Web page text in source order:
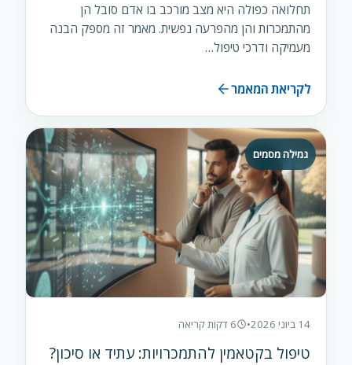
תחלואה כפולה היא מצב מורכב בו אדם סובל הן
מהתמכרות והן מהפרעה נפשית. מאמר זה מספק הבנה
מעמיקה ודרכי טיפול…
לקריאת המאמר
גמילה מסמים
14 ביוני 2026 • 6 דקות קריאה
טיפול בקטאמין להתמכרויות: עתיד או סיכון?